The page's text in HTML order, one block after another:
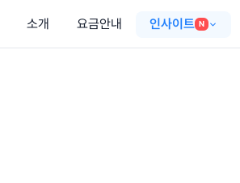
소개 요금안내 인사이트 N